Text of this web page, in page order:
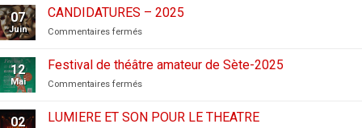
STAGE
COSTUME
07
Juin
CANDIDATURES – 2025
Commentaires ferméssur
2025
12
Mai
Festival de théâtre amateur de Sète-2025
Commentaires ferméssur
de
théâtre
02 LUMIERE ET SON POUR LE THEATRE